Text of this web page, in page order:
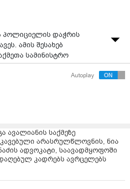
პოლიციელის დაჭრის
ამის შესახებ
სამინისტრო
თბილისის
ბრალდებით დააკავეს.
რომ ბრალდებულმა
გამზირზე
Autoplay
ავალიანის საქმეზე
არასრულწლოვნის, ნია
ადვოკატი, საავადმყოფოში
კადრებს ავრცელებს